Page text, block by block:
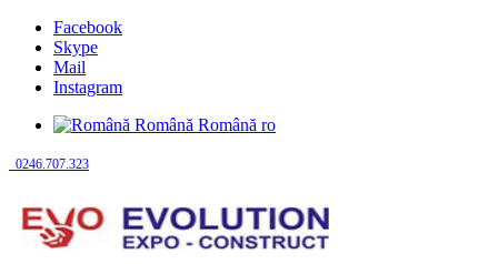
Facebook
Skype
Mail
Instagram
Română Română ro
0246.707.323